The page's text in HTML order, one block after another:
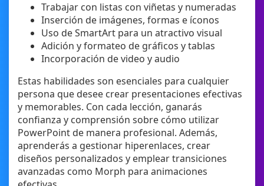
Trabajar con listas con viñetas y numeradas
Inserción de imágenes, formas e íconos
Uso de SmartArt para un atractivo visual
Adición y formateo de gráficos y tablas
Incorporación de video y audio
Estas habilidades son esenciales para cualquier
persona que desee crear presentaciones efectivas
y memorables. Con cada lección, ganarás
confianza y comprensión sobre cómo utilizar
PowerPoint de manera profesional. Además,
aprenderás a gestionar hiperenlaces, crear
diseños personalizados y emplear transiciones
avanzadas como Morph para animaciones